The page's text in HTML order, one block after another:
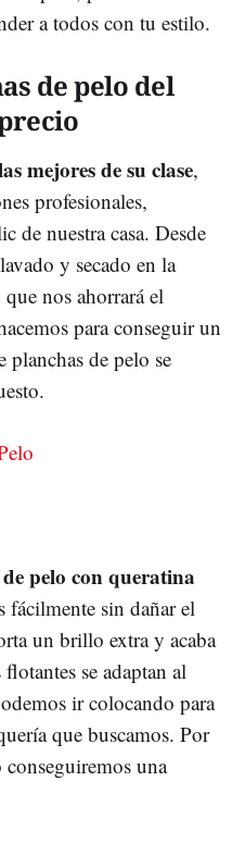
a todos con tu estilo.
de pelo del
mejores de su clase,
profesionales,
de nuestra casa. Desde
y secado en la
nos ahorrará el
para conseguir un
planchas de pelo se
pelo con queratina
fácilmente sin dañar el
un brillo extra y acaba
se adaptan al
ir colocando para
que buscamos. Por
una